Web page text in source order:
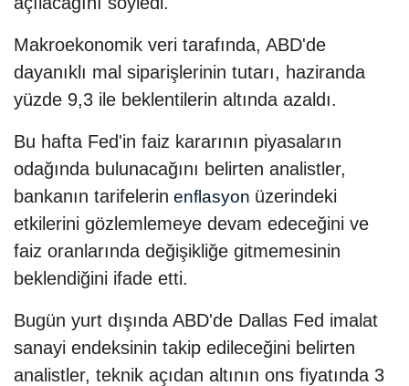
Makroekonomik veri tarafında, ABD'de
dayanıklı mal siparişlerinin tutarı, haziranda
yüzde 9,3 ile beklentilerin altında azaldı.
Bu hafta Fed'in faiz kararının piyasaların
odağında bulunacağını belirten analistler,
bankanın tarifelerin enflasyon üzerindeki
etkilerini gözlemlemeye devam edeceğini ve
faiz oranlarında değişikliğe gitmemesinin
beklendiğini ifade etti.
Bugün yurt dışında ABD'de Dallas Fed imalat
sanayi endeksinin takip edileceğini belirten
analistler, teknik açıdan altının ons fiyatında 3